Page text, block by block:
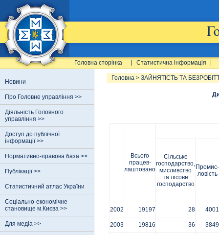
Головна сторінка Статистична інформація
Новини
Про Головне управління >>
Діяльність Головного
управління >>
Доступ до публічної
інформації >>
Нормативно-правова база >>
Публікації >>
Статистичний атлас України
Соціально-економічне
становище м.Києва >>
Для медіа >>
Головна > ЗАЙНЯТІСТЬ ТА
Всього
працев-
лаштовано
Сільське
господарство,
мисливство
та лісове
господарство
Промис-
ловість
2002 19197 28 4001
2003 19816 36 3849